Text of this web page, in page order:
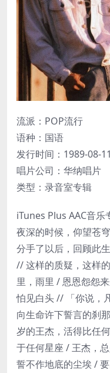
流派：POP流行
语种：国语
发行时间：1989-08-11
唱片公司：华纳唱片
类型：录音室专辑
iTunes Plus AAC音乐
夜深的时候，仰望苍
分手了以后，回顾此
// 这样的质疑，这样
里，雨里 / 恩恩怨怨
怕见白头 // 「你说，
向生命许下誓言的刹
岁的王杰，活得比任
于任何星座 / 王杰，
誓不作地底的尘埃 /